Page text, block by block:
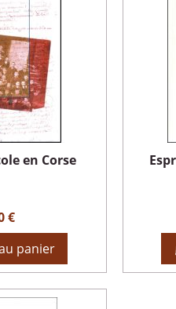
en Corse
€
panier